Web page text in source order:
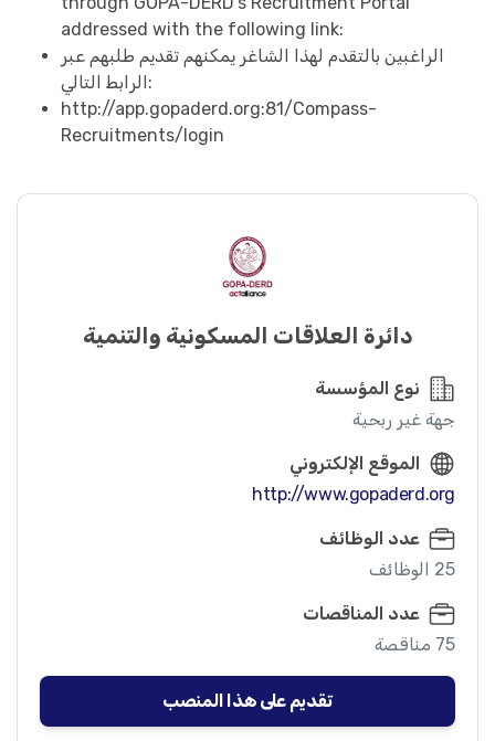
addressed with the following link:
الراغبين بالتقدم لهذا الشاغر يمكنهم تقديم طلبهم عبر
الرابط التالي:
http://app.gopaderd.org:81/Compass-
Recruitments/login
دائرة العلاقات المسكونية والتنمية
نوع المؤسسة
جهة غير ربحية
الموقع الإلكتروني
http://www.gopaderd.org
عدد الوظائف
25 الوظائف
عدد المناقصات
75 مناقصة
تقديم على هذا المنصب